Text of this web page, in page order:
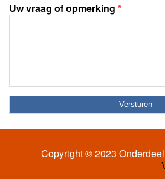
Uw vraag of opmerking *
Copyright © 2023